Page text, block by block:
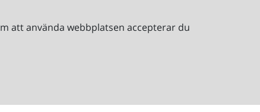
att använda webbplatsen accepterar du